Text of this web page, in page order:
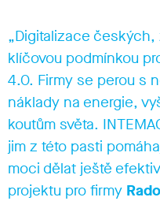
„Digitalizace
klíčovou podmínkou
4.0. Firmy se perou s
náklady na energie,
koutům světa.
jim z této pasti
moci dělat ještě
projektu pro firmy